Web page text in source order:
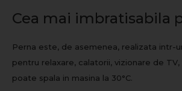
Cea mai imbratisabila
Perna este, de asemenea, realizata intr-
pentru relaxare, calatorii, vizionare de
poate spala in masina la 30°C.